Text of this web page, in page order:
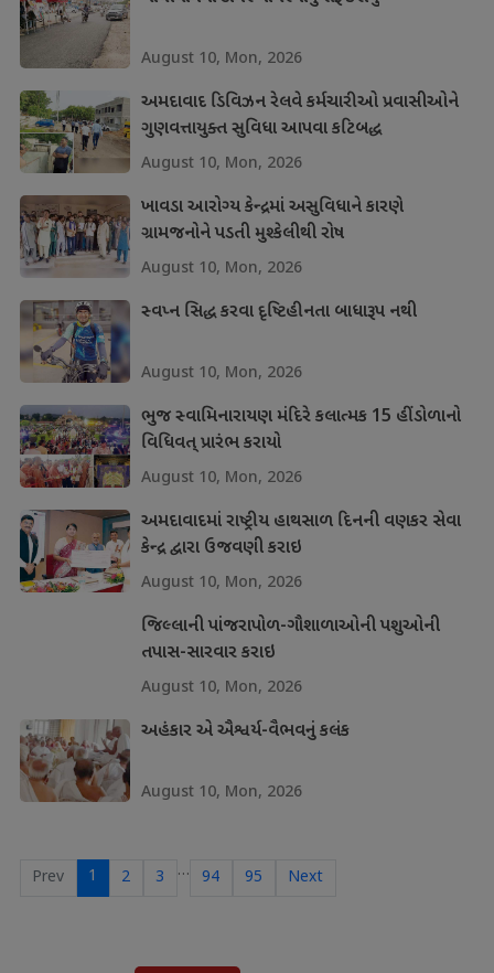
August 10, Mon, 2026
અમદાવાદ ડિવિઝન રેલવે કર્મચારીઓ પ્રવાસીઓને
ગુણવત્તાયુક્ત સુવિધા આપવા કટિબદ્ધ
August 10, Mon, 2026
ખાવડા આરોગ્ય કેન્દ્રમાં અસુવિધાને કારણે
ગ્રામજનોને પડતી મુશ્કેલીથી રોષ
August 10, Mon, 2026
સ્વપ્ન સિદ્ધ કરવા દૃષ્ટિહીનતા બાધારૂપ નથી
August 10, Mon, 2026
ભુજ સ્વામિનારાયણ મંદિરે કલાત્મક 15 હીંડોળાનો
વિધિવત્ પ્રારંભ કરાયો
August 10, Mon, 2026
અમદાવાદમાં રાષ્ટ્રીય હાથસાળ દિનની વણકર સેવા
કેન્દ્ર દ્વારા ઉજવણી કરાઇ
August 10, Mon, 2026
જિલ્લાની પાંજરાપોળ-ગૌશાળાઓની પશુઓની
તપાસ-સારવાર કરાઇ
August 10, Mon, 2026
અહંકાર એ ઐશ્વર્ય-વૈભવનું કલંક
August 10, Mon, 2026
Prev 1 2 3 … 94 95 Next